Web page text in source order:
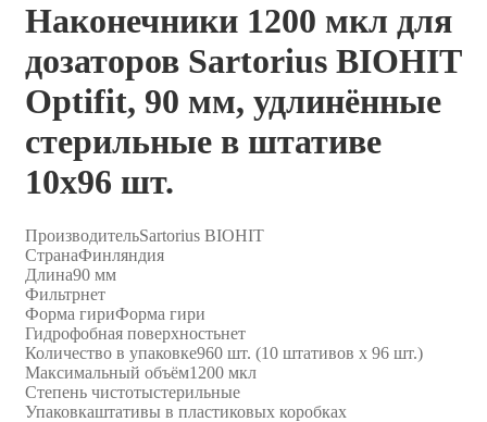
Наконечники 1200 мкл для
дозаторов Sartorius BIOHIT
Optifit, 90 мм, удлинённые
стерильные в штативе
10х96 шт.
ПроизводительSartorius BIOHIT
СтранаФинляндия
Длина90 мм
Фильтрнет
Форма гириФорма гири
Гидрофобная поверхностьнет
Количество в упаковке960 шт. (10 штативов х 96 шт.)
Максимальный объём1200 мкл
Степень чистотыстерильные
Упаковкаштативы в пластиковых коробках